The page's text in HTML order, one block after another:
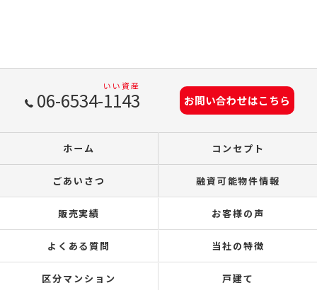
06-6534-1143 お問い合わせはこちら
ホーム コンセプト
ごあいさつ 融資可能物件情報
販売実績 お客様の声
よくある質問 当社の特徴
区分マンション 戸建て